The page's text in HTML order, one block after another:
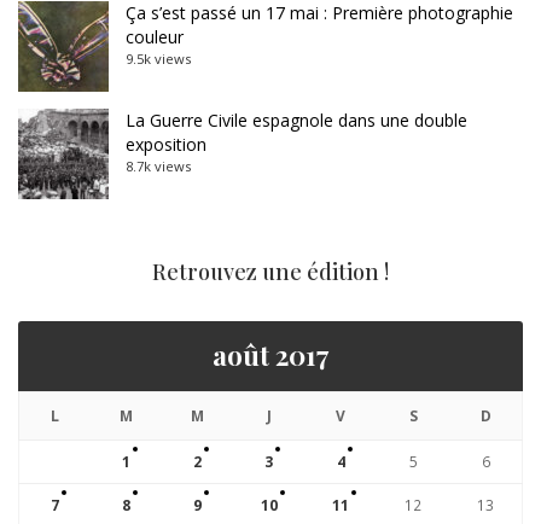
Ça s’est passé un 17 mai : Première photographie
couleur
9.5k views
La Guerre Civile espagnole dans une double
exposition
8.7k views
Retrouvez une édition !
août 2017
L M M J V S D
1 2 3 4 5 6
7 8 9 10 11 12 13